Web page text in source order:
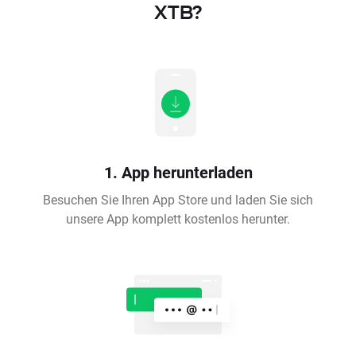
XTB?
1. App herunterladen
Besuchen Sie Ihren App Store und laden Sie sich
unsere App komplett kostenlos herunter.